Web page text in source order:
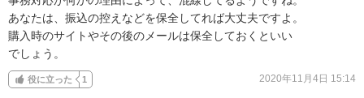
あなたは、振込の控えなどを保全してれば大丈夫ですよ。
購入時のサイトやその後のメールは保全しておくといい
でしょう。
役に立った 1 2020年11月4日 15:14